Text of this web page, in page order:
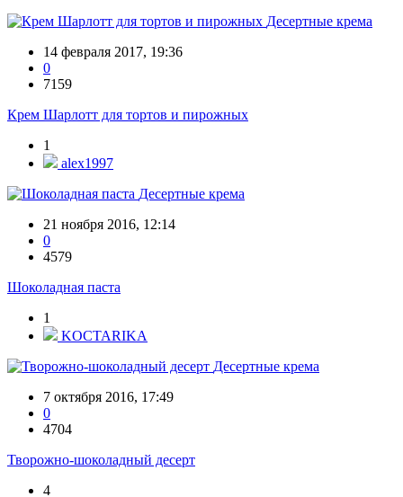
Десертные крема
14 февраля 2017, 19:36
0
7159
Крем Шарлотт для тортов и пирожных
1
alex1997
Десертные крема
21 ноября 2016, 12:14
0
4579
Шоколадная паста
1
KOCTARIKA
Десертные крема
7 октября 2016, 17:49
0
4704
Творожно-шоколадный десерт
4